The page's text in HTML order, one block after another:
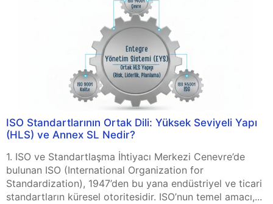
ISO Standartlarının Ortak Dili: Yüksek Seviyeli Yapı
(HLS) ve Annex SL Nedir?
1. ISO ve Standartlaşma İhtiyacı Merkezi Cenevre’de
bulunan ISO (International Organization for
Standardization), 1947’den bu yana endüstriyel ve ticari
standartların küresel otoritesidir. ISO’nun temel amacı,...